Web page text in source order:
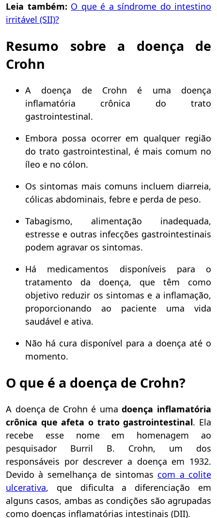
Leia também: O que é a síndrome do intestino
irritável (SII)?
Resumo sobre a doença de
Crohn
A doença de Crohn é uma doença
inflamatória crônica do trato
gastrointestinal.
Embora possa ocorrer em qualquer região
do trato gastrointestinal, é mais comum no
íleo e no cólon.
Os sintomas mais comuns incluem diarreia,
cólicas abdominais, febre e perda de peso.
Tabagismo, alimentação inadequada,
estresse e outras infecções gastrointestinais
podem agravar os sintomas.
Há medicamentos disponíveis para o
tratamento da doença, que têm como
objetivo reduzir os sintomas e a inflamação,
proporcionando ao paciente uma vida
saudável e ativa.
Não há cura disponível para a doença até o
momento.
O que é a doença de Crohn?
A doença de Crohn é umadoença inflamatória
crônica que afeta o trato gastrointestinal. Ela
recebe esse nome em homenagem ao
pesquisador Burril B. Crohn, um dos
responsáveis por descrever a doença em 1932.
Devido à semelhança de sintomas com a colite
ulcerativa, que dificulta a diferenciação em
alguns casos, ambas as condições são agrupadas
como doenças inflamatórias intestinais (DII).